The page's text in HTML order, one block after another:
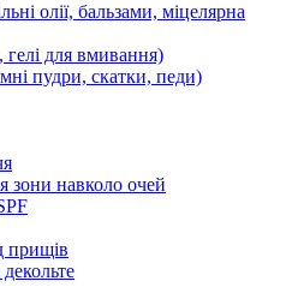
олії, бальзами, міцелярна
для вмивання)
пудри, скатки, педи)
зони навколо очей
прищів